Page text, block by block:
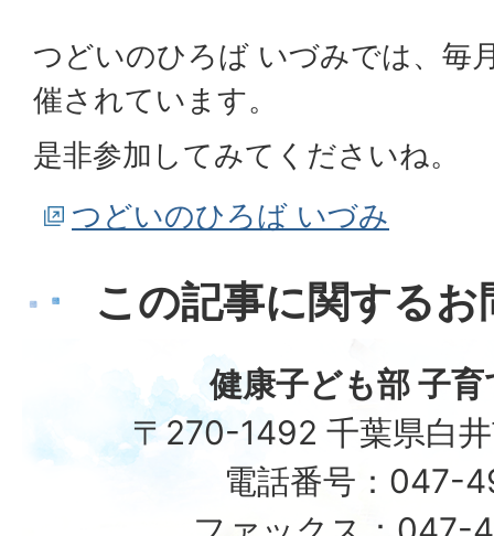
つどいのひろば いづみでは、毎
催されています。
是非参加してみてくださいね。
つどいのひろば いづみ
この記事に関する
健康子ども部 子
〒270-1492 千葉県白
電話番号：047-